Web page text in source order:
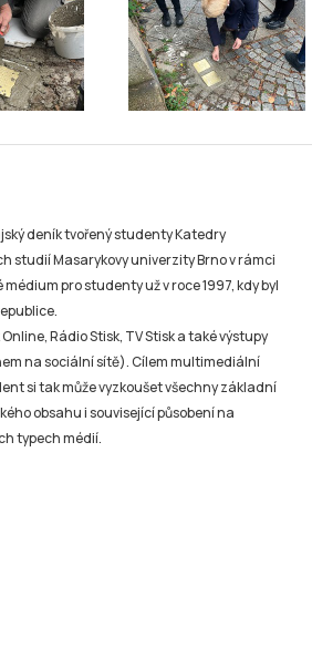
deník tvořený studenty Katedry
studií Masarykovy univerzity Brno v rámci
pro studenty už v roce 1997, kdy byl
Rádio Stisk, TV Stisk a také výstupy
na sociální sítě). Cílem multimediální
si tak může vyzkoušet všechny základní
obsahu i související působení na
typech médií.